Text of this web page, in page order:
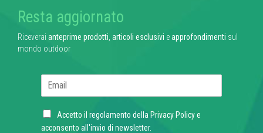
Resta aggiornato
Riceverai anteprime prodotti articoli esclusivi eapprofondimenti sul
mondo outdoor
l
C
h
Accetto il regolamento della Privacy Policye
acconsento all'invio di newsletter.